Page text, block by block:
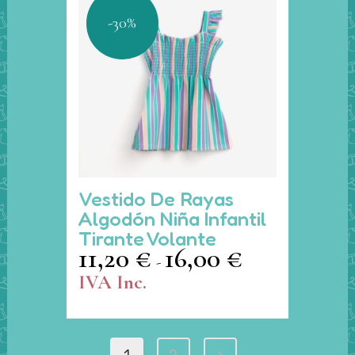
elegir
en
la
producto
-30%
Este
producto
tiene
múltiples
variantes.
Las
se
pueden
Vestido De Rayas
Algodón Niña Infantil
Tirante Volante
11,20 € - 16,00 €
desde
IVA Inc.